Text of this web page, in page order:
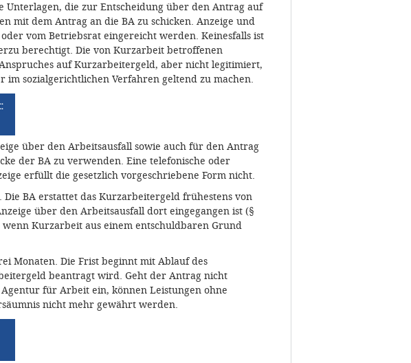
Unterlagen, die zur Entscheidung über den Antrag auf
mit dem Antrag an die BA zu schicken. Anzeige und
vom Betriebsrat eingereicht werden. Keinesfalls ist
berechtigt. Die von Kurzarbeit betroffenen
auf Kurzarbeitergeld, aber nicht legitimiert,
im sozialgerichtlichen Verfahren geltend zu machen.
über den Arbeitsausfall sowie auch für den Antrag
der BA zu verwenden. Eine telefonische oder
erfüllt die gesetzlich vorgeschriebene Form nicht.
BA erstattet das Kurzarbeitergeld frühestens von
über den Arbeitsausfall dort eingegangen ist (§
wenn Kurzarbeit aus einem entschuldbaren Grund
Monaten. Die Frist beginnt mit Ablauf des
beantragt wird. Geht der Antrag nicht
für Arbeit ein, können Leistungen ohne
nicht mehr gewährt werden.